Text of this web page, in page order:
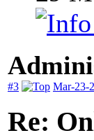
#3 Mar-23-
Re: